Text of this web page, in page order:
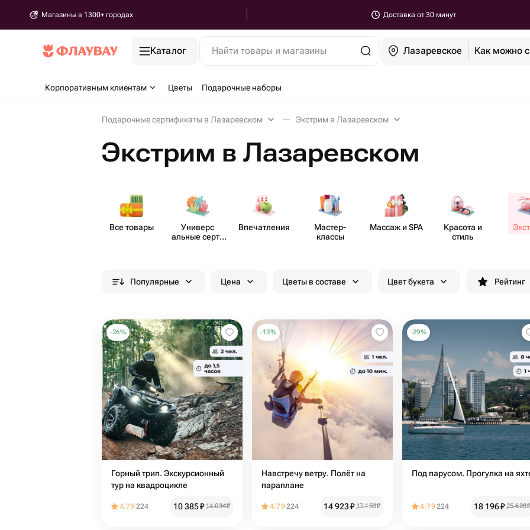
Магазины в 1300+ городах Доставка от 30 минут
Каталог Найти товары и магазины Лазаревское Как можно
Корпоративным клиентам Цветы Подарочные наборы
Подарочные сертификаты в Лазаревском Экстрим в Лазаревском
Экстрим в Лазаревском
Все товары
Универс​
альные серти​
Впеча​тления
Мастер-​
классы
Массаж и SPA
Красота и
стиль
Популярные Цена Цветы в составе Цвет букета Рейтинг
-26%
Горный трип. Экскурсионный
тур на квадроцикле
4.79224 10 385₽ 14 034₽
-13%
Навстречу ветру. Полёт на
параплане
4.79224 14 923₽ 17 153₽
-29%
Под парусом. Прогулка на
4.79224 18 196₽ 25 628